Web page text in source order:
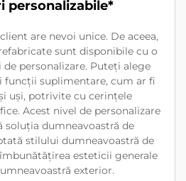
personalizabile*
are nevoi unice. De aceea,
sunt disponibile cu o
personalizare. Puteți alege
funcții suplimentare, cum ar fi
uși, potrivite cu cerințele
Acest nivel de personalizare
soluția dumneavoastră de
stilului dumneavoastră de
esteticii generale
exterior.